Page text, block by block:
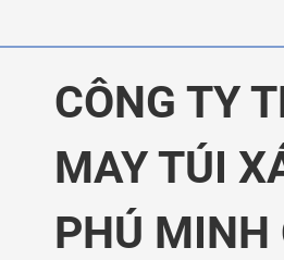
CÔNG TY
MAY TÚI
PHÚ MINH